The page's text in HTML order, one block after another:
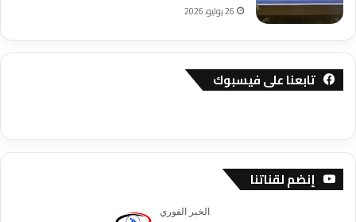
26 يوليو، 2026
تابعنا على فيسبوك
إنضم لقناتنا